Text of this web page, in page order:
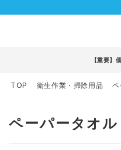
【重要】
TOP 衛生作業・掃除用品 ペ
ペーパータオル